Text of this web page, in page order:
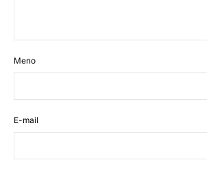
Meno
E-mail